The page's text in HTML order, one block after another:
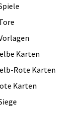
Karten
Rote Karten
Karten